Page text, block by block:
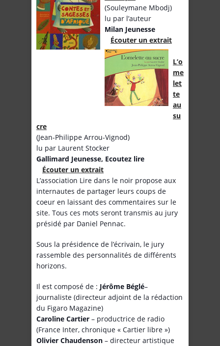
(Souleymane Mbodj)
lu par l’auteur
Milan Jeunesse
Écouter un extrait
L’o
me
let
te
au
su
cre
(Jean-Philippe Arrou-Vignod)
lu par Laurent Stocker
Gallimard Jeunesse, Ecoutez lire
Écouter un extrait
L’association Lire dans le noir propose aux
internautes de partager leurs coups de
coeur en laissant des commentaires sur le
site. Tous ces mots seront transmis au jury
présidé par Daniel Pennac.
Sous la présidence de l’écrivain, le jury
rassemble des personnalités de différents
horizons.
Il est composé de : Jérôme Béglé–
journaliste (directeur adjoint de la rédaction
du Figaro Magazine)
Caroline Cartier – productrice de radio
(France Inter, chronique « Cartier libre »)
Olivier Chaudenson – directeur artistique